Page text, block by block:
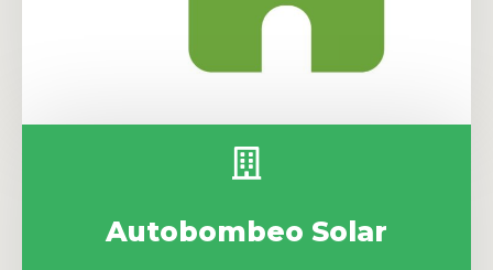
Autobombeo Solar